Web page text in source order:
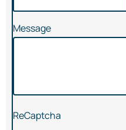
Message
ReCaptcha